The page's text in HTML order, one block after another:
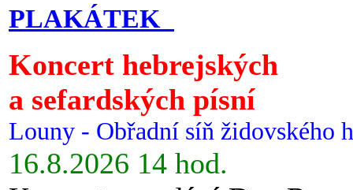
PLAKÁTEK
Koncert hebrejských
a sefardských písní
Louny - Obřadní síň židovského
16.8.2026 14 hod.